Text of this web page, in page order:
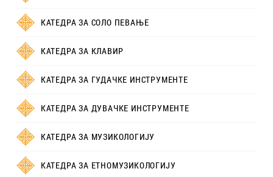
КАТЕДРА ЗА СОЛО ПЕВАЊЕ
КАТЕДРА ЗА КЛАВИР
КАТЕДРА ЗА ГУДАЧКЕ ИНСТРУМЕНТЕ
КАТЕДРА ЗА ДУВАЧКЕ ИНСТРУМЕНТЕ
КАТЕДРА ЗА МУЗИКОЛОГИЈУ
КАТЕДРА ЗА ЕТНОМУЗИКОЛОГИЈУ